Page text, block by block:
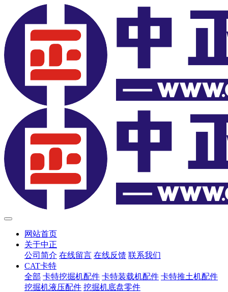
网站首页
关于中正
公司简介 在线留言 在线反馈 联系我们
CAT卡特
全部 卡特挖掘机配件 卡特装载机配件 卡特推土机配件
挖掘机液压配件 挖掘机底盘零件